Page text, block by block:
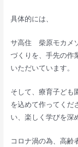
具体的には、
サ高住 柴原モカメ
づくりを、手先の作
いただいています。
そして、療育子ども
を込めて作ってくだ
い、楽しく学びを深
コロナ渦の為、高齢